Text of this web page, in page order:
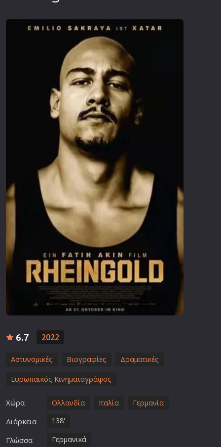
6.7 2022
Αστυνομικές Βιογραφίες Δραματικές
Ευρωπαικός Κινηματογράφος
Χώρα Ολλανδία Ιταλία Γερμανία
Διάρκεια 138'
Γλώσσα Γερμανικά